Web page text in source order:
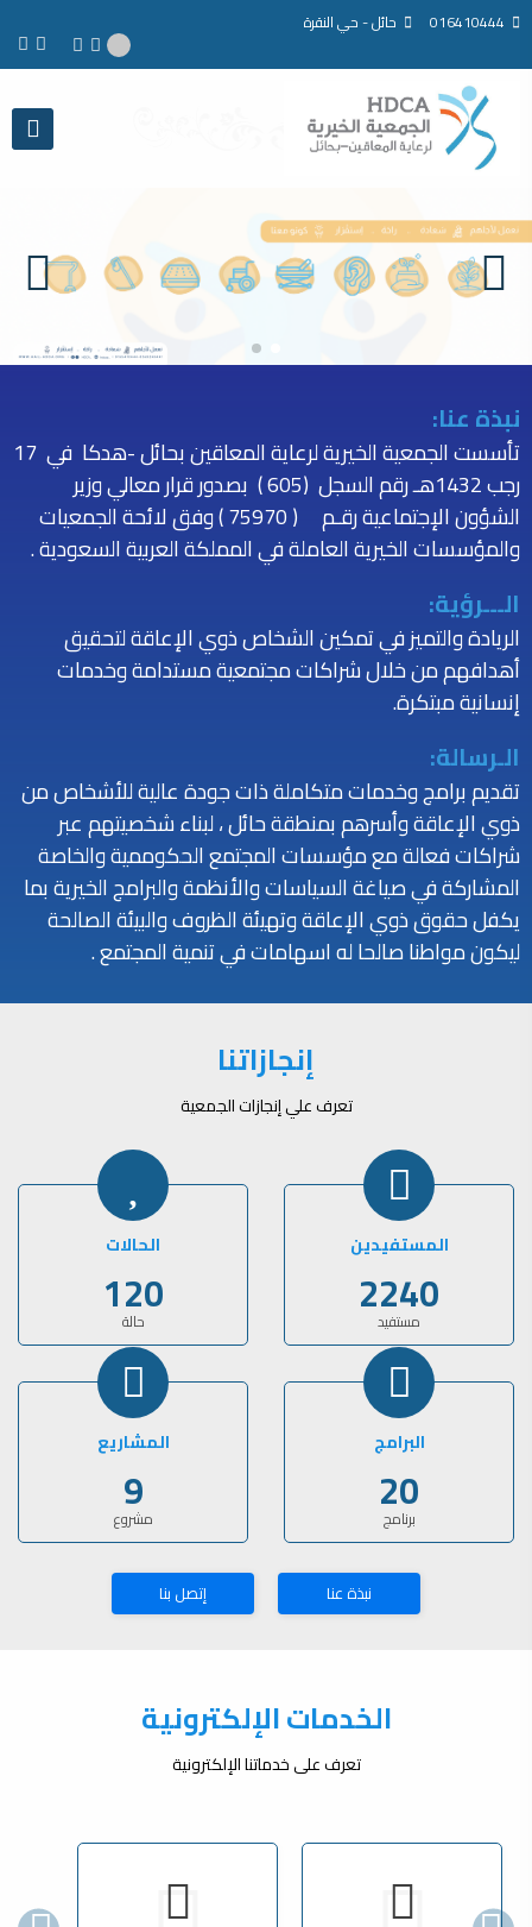
016410444 حائل - حي النقرة
نبذة عنا:
تأسست الجمعية الخيرية لرعاية المعاقين بحائل -هدكا في 17
رجب 1432هـ رقم السجل (605 ) بصدور قرار معالي وزير
الشؤون الإجتماعية رقـم ( 75970 ) وفق لائحة الجمعيات
والمؤسسات الخيرية العاملة في المملكة العربية السعودية .
الـــرؤية:
الريادة والتميز في تمكين الشخاص ذوي الإعاقة لتحقيق
أهدافهم من خلال شراكات مجتمعية مستدامة وخدمات
إنسانية مبتكرة.
الـرسالة:
تقديم برامج وخدمات متكاملة ذات جودة عالية للأشخاص من
ذوي الإعاقة وأسرهم بمنطقة حائل ، لبناء شخصيتهم عبر
شراكات فعالة مع مؤسسات المجتمع الحكوممية والخاصة
المشاركة في صياغة السياسات والأنظمة والبرامج الخيرية بما
يكفل حقوق ذوي الإعاقة وتهيئة الظروف والبيئة الصالحة
ليكون مواطنا صالحا له اسهامات في تنمية المجتمع .
إنجازاتنا
تعرف علي إنجازات الجمعية
المستفيدين
2240
مستفيد
الحالات
120
حالة
البرامج
20
برنامج
المشاريع
9
مشروع
نبذة عنا إتصل بنا
الخدمات الإلكترونية
تعرف على خدماتنا الإلكترونية